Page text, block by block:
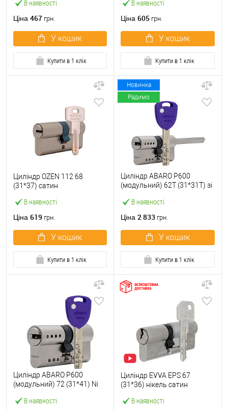
В наявності
Ціна 467 грн.
У кошик
Купити в 1 клік
В наявності
Ціна 605 грн.
У кошик
Купити в 1 клік
В наявності
Циліндр OZEN 112 68
(31*37) сатин
Ціна 619 грн.
У кошик
Купити в 1 клік
Новинка
Радимо
В наявності
Циліндр ABARO P600
(модульний) 62T (31*31T) зі
ключів
Ціна 2 833 грн.
У кошик
Купити в 1 клік
В наявності
Циліндр ABARO P600
(модульний) 72 (31*41) Ni
В наявності
Циліндр EVVA EPS 67
(31*36) нікель сатин